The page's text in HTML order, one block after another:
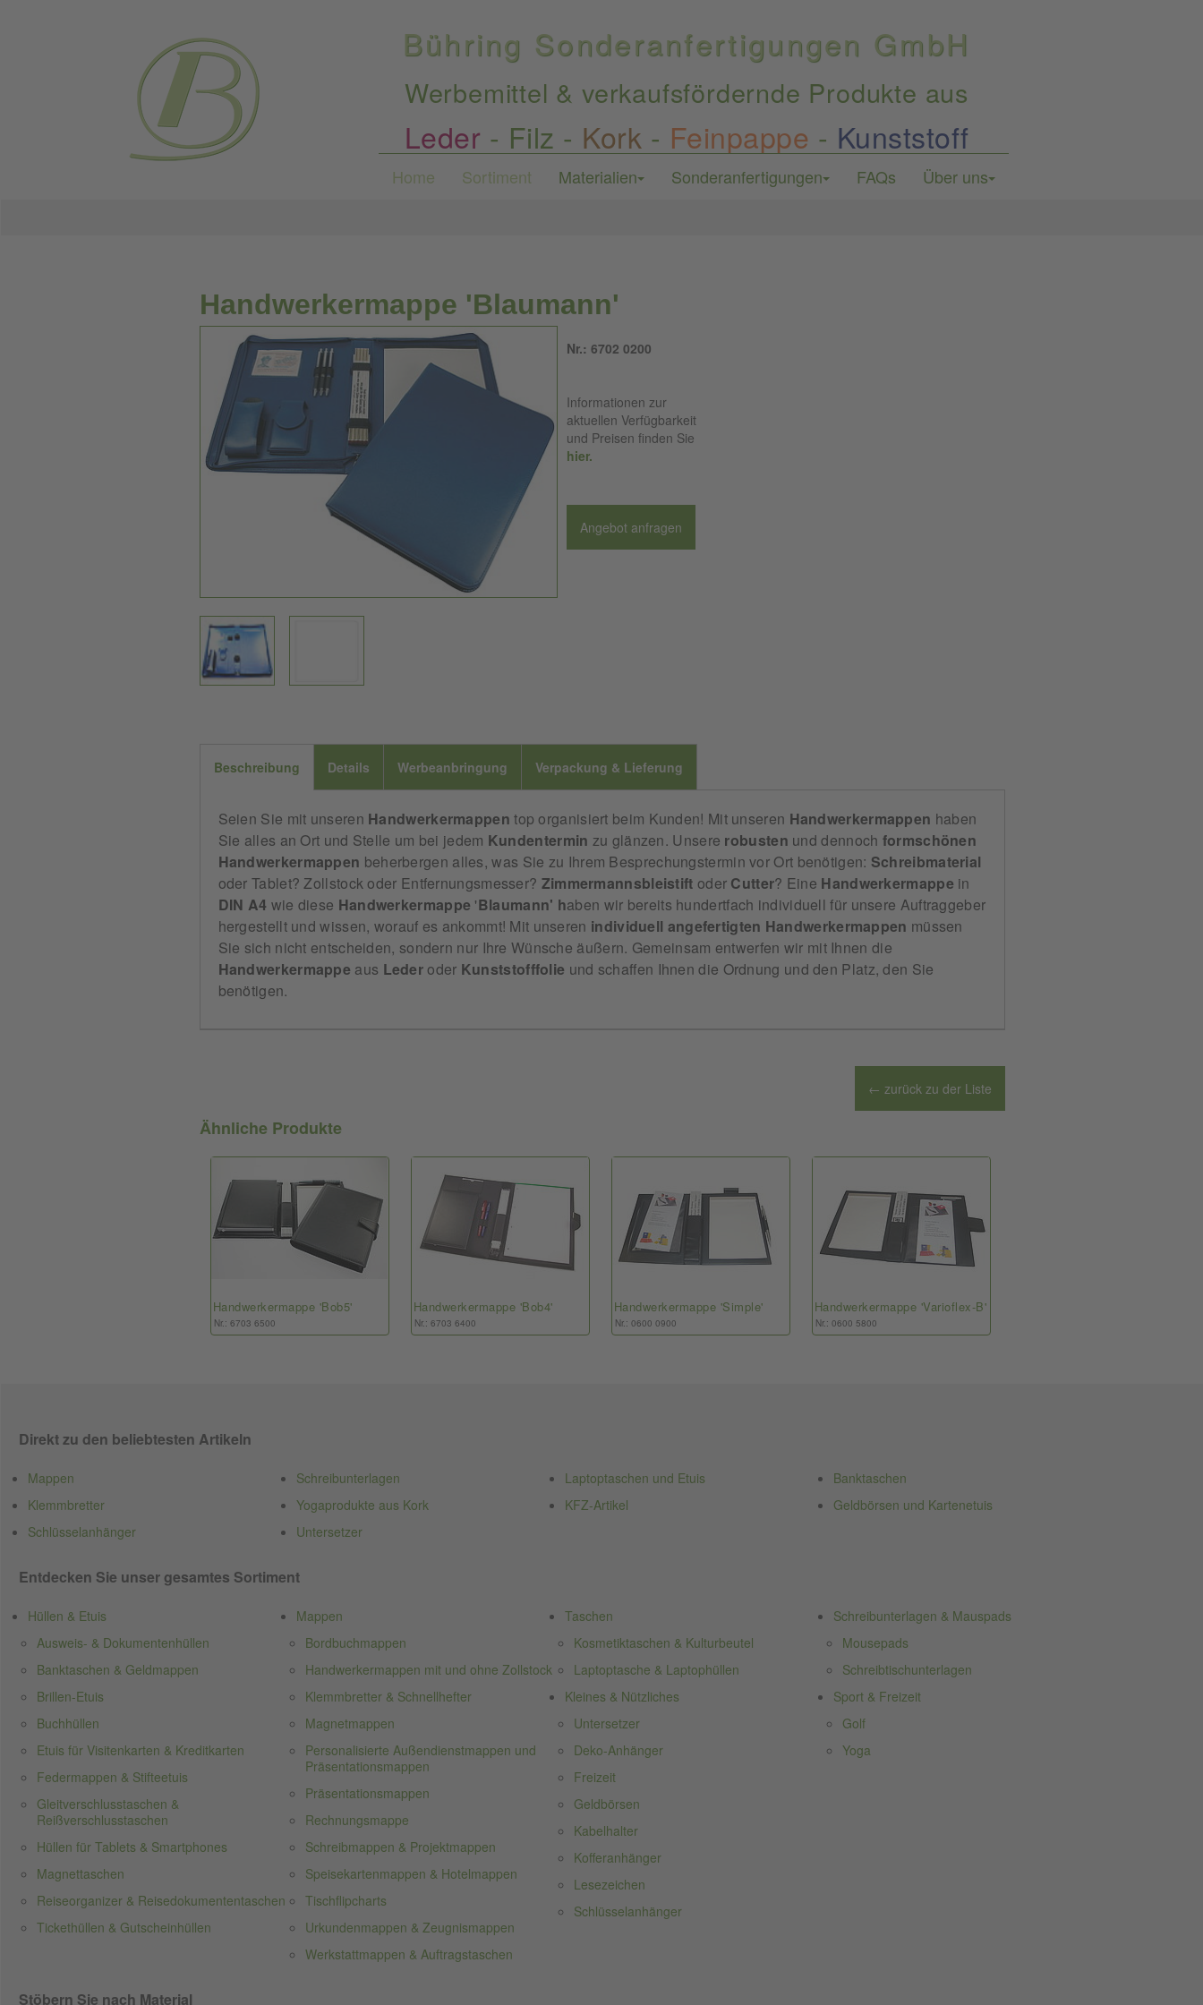
Bühring Sonderanfertigungen GmbH
Werbemittel & verkaufsfördernde Produkte aus
Leder - Filz - Kork - Feinpappe - Kunststoff
Home Sortiment Materialien Sonderanfertigungen FAQs Über uns
Handwerkermappe 'Blaumann'
Nr.: 6702 0200
Informationen zur
aktuellen Verfügbarkeit
und Preisen finden Sie
hier.
Angebot anfragen
Beschreibung Details Werbeanbringung Verpackung & Lieferung
Seien Sie mit unseren Handwerkermappen top organisiert beim Kunden! Mit unseren Handwerkermappen haben
Sie alles an Ort und Stelle um bei jedem Kundentermin zu glänzen. Unsere robusten und dennoch formschönen
Handwerkermappen beherbergen alles, was Sie zu Ihrem Besprechungstermin vor Ort benötigen: Schreibmaterial
oder Tablet? Zollstock oder Entfernungsmesser? Zimmermannsbleistift oder Cutter? Eine Handwerkermappe in
DIN A4 wie diese Handwerkermappe 'Blaumann' haben wir bereits hundertfach individuell für unsere Auftraggeber
hergestellt und wissen, worauf es ankommt! Mit unseren individuell angefertigten Handwerkermappen müssen
Sie sich nicht entscheiden, sondern nur Ihre Wünsche äußern. Gemeinsam entwerfen wir mit Ihnen die
Handwerkermappe aus Leder oder Kunststofffolie und schaffen Ihnen die Ordnung und den Platz, den Sie
benötigen.
← zurück zu der Liste
Ähnliche Produkte
Handwerkermappe 'Bob5'
Nr.: 6703 6500
Handwerkermappe 'Bob4'
Nr.: 6703 6400
Handwerkermappe 'Simple'
Nr.: 0600 0900
Handwerkermappe 'Varioflex-B'
Nr.: 0600 5800
Direkt zu den beliebtesten Artikeln
Mappen Schreibunterlagen Laptoptaschen und Etuis
Banktaschen
Klemmbretter
Yogaprodukte aus Kork KFZ-Artikel
Geldbörsen und Kartenetuis
Schlüsselanhänger
Untersetzer
Entdecken Sie unser gesamtes Sortiment
Hüllen & Etuis
Ausweis- & Dokumentenhüllen
Banktaschen & Geldmappen
Brillen-Etuis
Buchhüllen
Etuis für Visitenkarten & Kreditkarten
Federmappen & Stifteetuis
Gleitverschlusstaschen &
Reißverschlusstaschen
Hüllen für Tablets & Smartphones
Magnettaschen
Reiseorganizer & Reisedokumententaschen
Tickethüllen & Gutscheinhüllen
Mappen
Bordbuchmappen
Handwerkermappen mit und ohne Zollstock
Klemmbretter & Schnellhefter
Magnetmappen
Personalisierte Außendienstmappen und
Präsentationsmappen
Präsentationsmappen
Rechnungsmappe
Schreibmappen & Projektmappen
Speisekartenmappen & Hotelmappen
Tischflipcharts
Urkundenmappen & Zeugnismappen
Werkstattmappen & Auftragstaschen
Taschen
Kosmetiktaschen & Kulturbeutel
Laptoptasche & Laptophüllen
Schreibunterlagen & Mauspads
Mousepads
Schreibtischunterlagen
Kleines & Nützliches
Untersetzer
Deko-Anhänger
Freizeit
Geldbörsen
Kabelhalter
Kofferanhänger
Lesezeichen
Schlüsselanhänger
Sport & Freizeit
Golf
Yoga
Stöbern Sie nach Material